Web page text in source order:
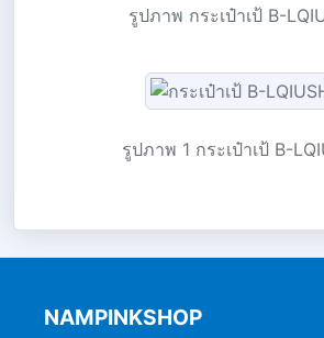
รูปภาพ กระเป๋าเป้ B-
รูปภาพ 1 กระเป๋าเป้ B-
NAMPINKSHOP